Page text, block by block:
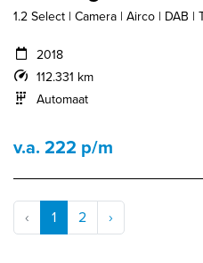
1.2 Select | Camera | Airco | DAB
2018
112.331 km
Automaat
v.a. 222 p/m
‹ 1 2 ›